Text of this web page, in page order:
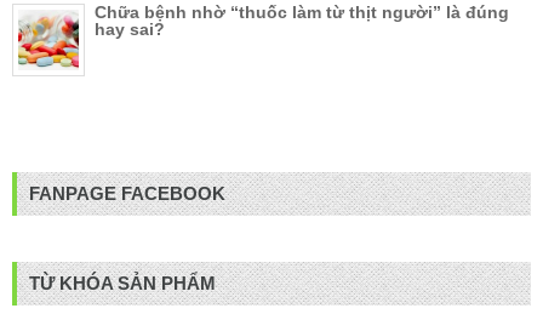
Chữa bệnh nhờ “thuốc làm từ thịt người” là đúng
hay sai?
FANPAGE FACEBOOK
TỪ KHÓA SẢN PHẨM